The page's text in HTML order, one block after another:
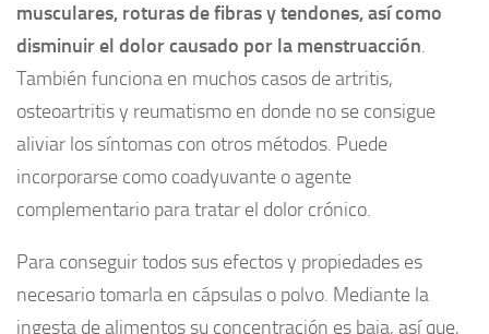
musculares, roturas de fibras y tendones, así como
disminuir el dolor causado por la menstruacción.
También funciona en muchos casos de artritis,
osteoartritis y reumatismo en donde no se consigue
aliviar los síntomas con otros métodos. Puede
incorporarse como coadyuvante o agente
complementario para tratar el dolor crónico.
Para conseguir todos sus efectos y propiedades es
necesario tomarla en cápsulas o polvo. Mediante la
ingesta de alimentos su concentración es baja, así que,